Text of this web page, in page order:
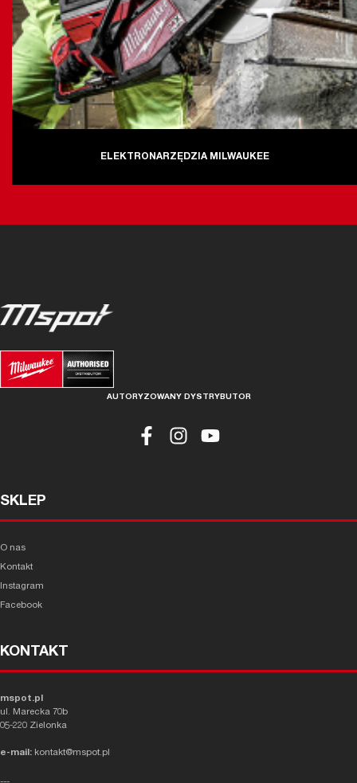
ELEKTRONARZĘDZIA MILWAUKEE
AUTORYZOWANY DYSTRYBUTOR
SKLEP
O nas
Kontakt
Instagram
Facebook
KONTAKT
mspot.pl
ul. Marecka 70b
05-220 Zielonka
e-mail: kontakt@mspot.pl